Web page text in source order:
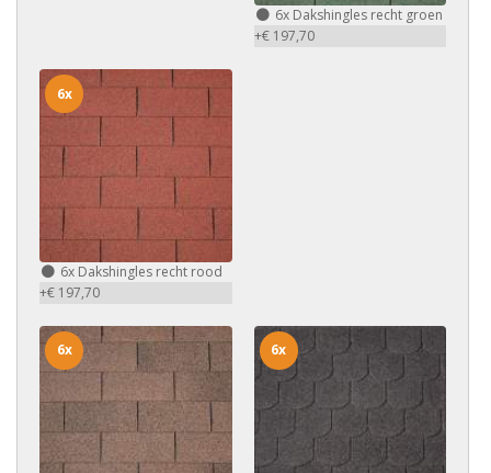
6xDakshingles recht groen
+€ 197,70
6x Dakshingles recht rood
+€ 197,70
6x
6x 6x